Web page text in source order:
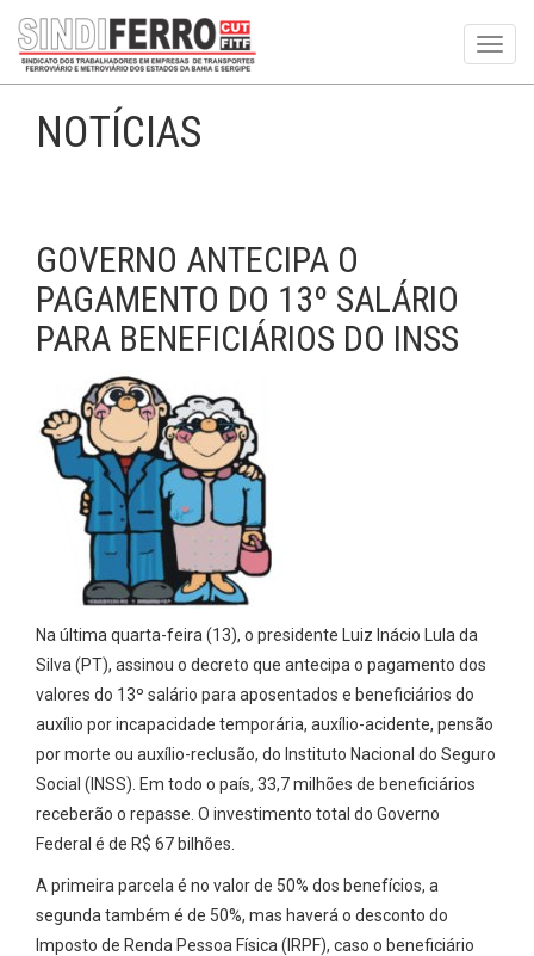
NOTÍCIAS
GOVERNO ANTECIPA O
PAGAMENTO DO 13º SALÁRIO
PARA BENEFICIÁRIOS DO INSS
Na última quarta-feira (13), o presidente Luiz Inácio Lula da
Silva (PT), assinou o decreto que antecipa o pagamento dos
valores do 13º salário para aposentados e beneficiários do
auxílio por incapacidade temporária, auxílio-acidente, pensão
por morte ou auxílio-reclusão, do Instituto Nacional do Seguro
Social (INSS). Em todo o país, 33,7 milhões de beneficiários
receberão o repasse. O investimento total do Governo
Federal é de R$ 67 bilhões.
A primeira parcela é no valor de 50% dos benefícios, a
segunda também é de 50%, mas haverá o desconto do
Imposto de Renda Pessoa Física (IRPF), caso o beneficiário